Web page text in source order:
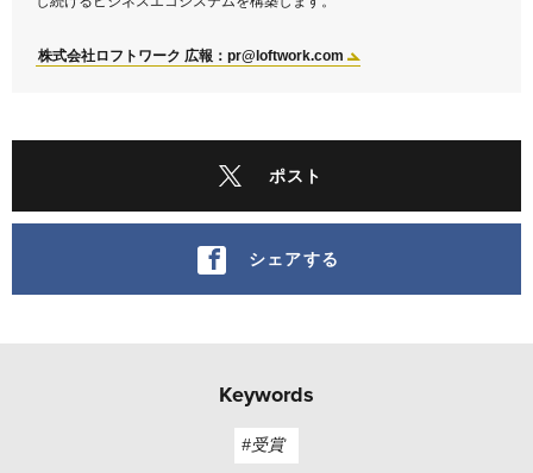
株式会社ロフトワーク 広報：pr@loftwork.com
ポスト
シェアする
Keywords
#受賞